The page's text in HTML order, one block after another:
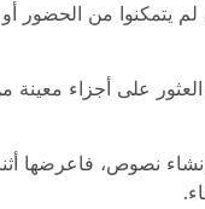
يتمكنوا من الحضور أو
على أجزاء معينة
نصوص، فاعرضها